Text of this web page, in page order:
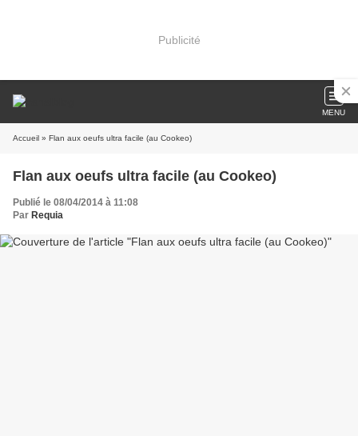
Publicité
MENU
Accueil » Flan aux oeufs ultra facile (au Cookeo)
Flan aux oeufs ultra facile (au Cookeo)
Publié le 08/04/2014 à 11:08
Par Requia